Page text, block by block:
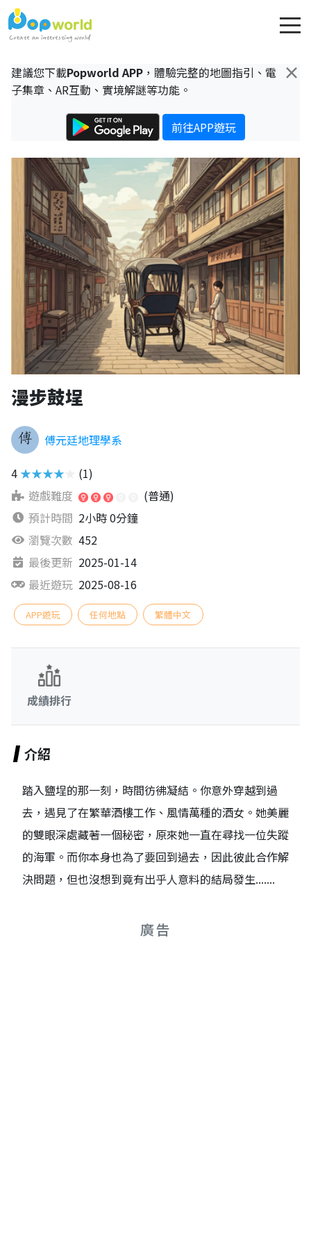
×
建議您下載Popworld APP ，體驗完整的地圖指引、電
子集章、AR互動、實境解謎等功能。
前往APP遊玩
漫步鼓埕
傅元廷地理學系
4 ★★★★★
(1)
遊戲難度
(普通)
預計時間 2小時 0分鐘
瀏覽次數 452
最後更新 2025-01-14
最近遊玩 2025-08-16
APP遊玩 任何地點 繁體中文
成績排行
介紹
踏入鹽埕的那一刻，時間彷彿凝結。你意外穿越到過
去，遇見了在繁華酒樓工作、風情萬種的酒女。她美麗
的雙眼深處藏著一個秘密，原來她一直在尋找一位失蹤
的海軍。而你本身也為了要回到過去，因此彼此合作解
決問題，但也沒想到竟有出乎人意料的結局發生.......
廣告